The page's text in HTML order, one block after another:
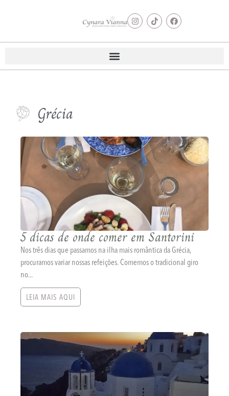
Grécia
5 dicas de onde comer em Santorini
Nos três dias que passamos na ilha mais romântica da Grécia,
procuramos variar nossas refeições. Comemos o tradicional giro
no...
LEIA MAIS AQUI